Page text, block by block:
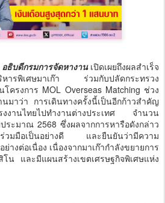
ธิบดีกรมการจัดหางานเปิดเผยถึงผลสำเร็จ
ริหารพิเศษมาเก๊า ร่วมกับปลัดกระทรวง
ครงการ MOL Overseas Matching ช่วง
มาว่า การเดินทางครั้งนี้เป็นอีกก้าวสำคัญ
งงานไทยไปทำงานต่างประเทศ จำนวน
ระมาณ 2568 ซึ่งผลจากการหารือดังกล่าว
มร่วมมือเป็นอย่างดี และยืนยันว่ามีความ
างต่อเนื่อง เนื่องจากมาเก๊ากำลังขยายการ
น และมีแผนสร้างเขตเศรษฐกิจพิเศษแห่ง